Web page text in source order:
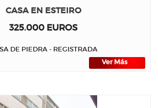
CASA EN ESTEIRO
325.000 EUROS
DE PIEDRA - REGISTRADA
Ver Más